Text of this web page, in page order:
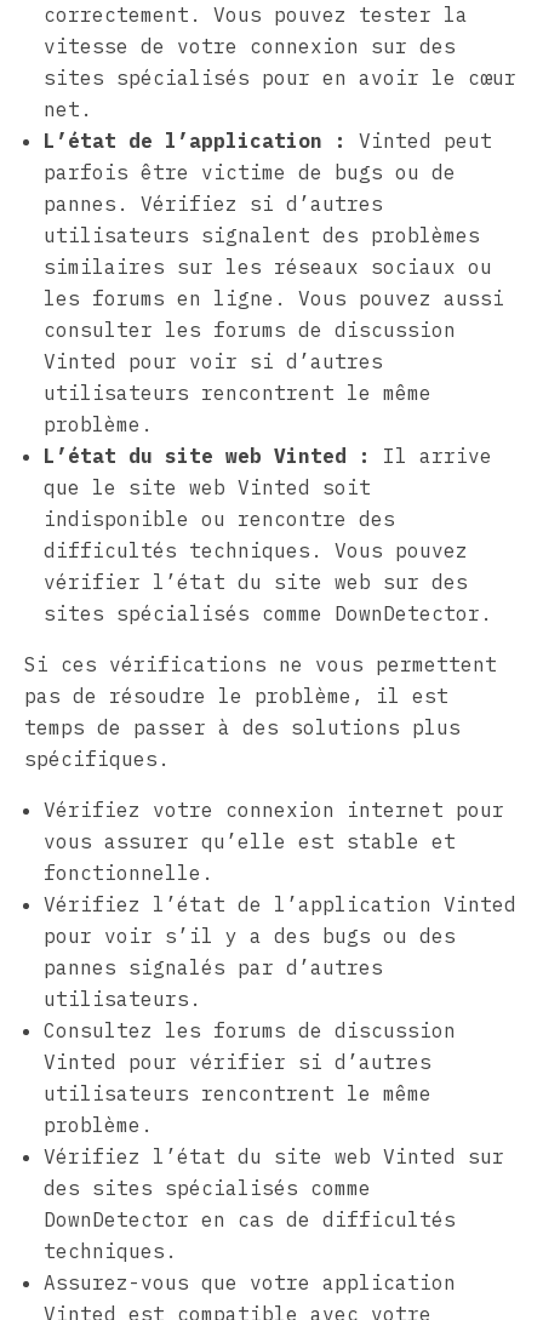
correctement. Vous pouvez tester la
vitesse de votre connexion sur des
sites spécialisés pour en avoir le cœur
net.
L’état de l’application :
Vinted peut
parfois être victime de bugs ou de
pannes. Vérifiez si d’autres
utilisateurs signalent des problèmes
similaires sur les réseaux sociaux ou
les forums en ligne. Vous pouvez aussi
consulter les forums de discussion
Vinted pour voir si d’autres
utilisateurs rencontrent le même
problème.
L’état du site web Vinted :
Il arrive
que le site web Vinted soit
indisponible ou rencontre des
difficultés techniques. Vous pouvez
vérifier l’état du site web sur des
sites spécialisés comme DownDetector.
Si ces vérifications ne vous permettent
pas de résoudre le problème, il est
temps de passer à des solutions plus
spécifiques.
Vérifiez votre connexion internet pour
vous assurer qu’elle est stable et
fonctionnelle.
Vérifiez l’état de l’application Vinted
pour voir s’il y a des bugs ou des
pannes signalés par d’autres
utilisateurs.
Consultez les forums de discussion
Vinted pour vérifier si d’autres
utilisateurs rencontrent le même
problème.
Vérifiez l’état du site web Vinted sur
des sites spécialisés comme
DownDetector en cas de difficultés
techniques.
Assurez-vous que votre application
Vinted est compatible avec votre